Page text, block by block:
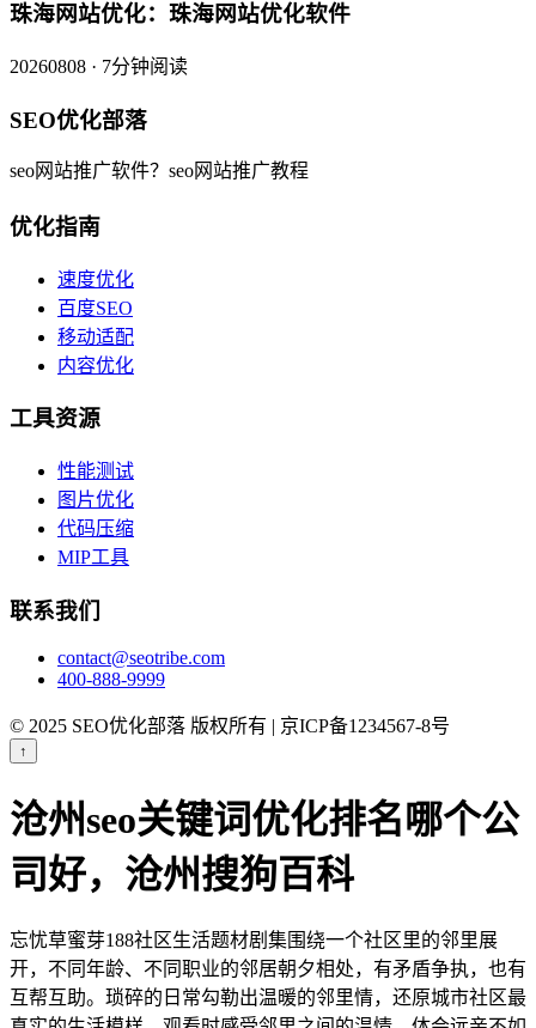
珠海网站优化：珠海网站优化软件
20260808 · 7分钟阅读
SEO优化部落
seo网站推广软件？seo网站推广教程
优化指南
速度优化
百度SEO
移动适配
内容优化
工具资源
性能测试
图片优化
代码压缩
MIP工具
联系我们
contact@seotribe.com
400-888-9999
© 2025 SEO优化部落 版权所有 | 京ICP备1234567-8号
↑
沧州seo关键词优化排名哪个公
司好，沧州搜狗百科
忘忧草蜜芽188社区生活题材剧集围绕一个社区里的邻里展
开，不同年龄、不同职业的邻居朝夕相处，有矛盾争执，也有
互帮互助。琐碎的日常勾勒出温暖的邻里情，还原城市社区最